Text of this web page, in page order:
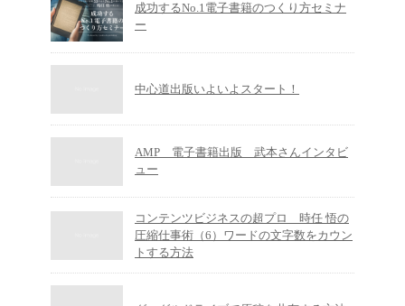
成功するNo.1電子書籍のつくり方セミナ
ー
中心道出版いよいよスタート！
AMP 電子書籍出版 武本さんインタビ
ュー
コンテンツビジネスの超プロ 時任 悟の
圧縮仕事術（6）ワードの文字数をカウン
トする方法